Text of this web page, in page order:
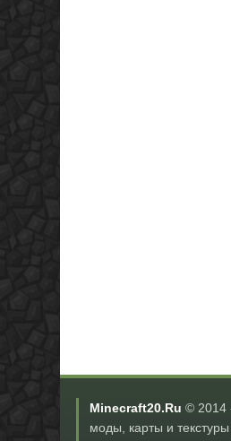
Minecraft20.Ru © 2014
моды, карты и